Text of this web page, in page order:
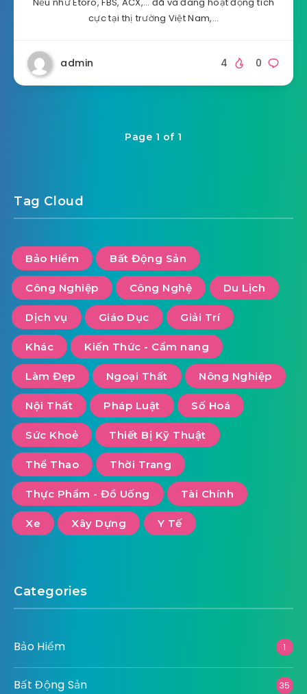
cực tại thị trường Việt Nam,…
admin 0
4
Page 1 of 1
Tag Cloud
Bảo Hiểm Bất Động Sản
Công Nghiệp Công Nghệ Du Lịch
Dịch vụ Giáo Dục Giải Trí
Khác Kiến Thức - Cẩm nang
Làm Đẹp Ngoại Thất Nông Nghiệp
Nội Thất Pháp Luật Số Hoá
Sức Khoẻ Thiết Bị Kỹ Thuật
Thể Thao Thời Trang
Thực Phẩm - Đồ Uống Tài Chính
Xe Xây Dựng Y Tế
Categories
Bảo Hiểm 1
Bất Động Sản 35